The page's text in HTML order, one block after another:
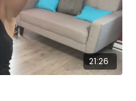
21:26